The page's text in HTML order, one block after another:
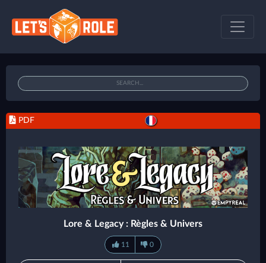
PDF
Lore & Legacy : Règles & Univers
11 0